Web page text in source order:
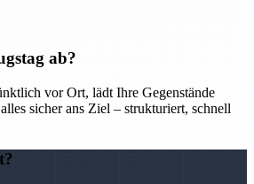
ab?
vor Ort, lädt Ihre Gegenstände
sicher ans Ziel – strukturiert, schnell